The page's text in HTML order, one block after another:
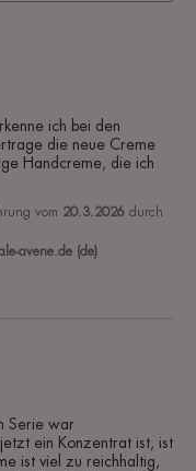
ich bei den
die neue Creme
Handcreme, die ich
vom 20.3.2026 durch
avene.de (de)
Serie war
ein Konzentrat ist, ist
ist viel zu reichhaltig,